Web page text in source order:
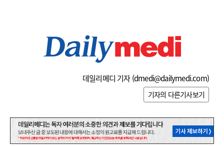
데일리메디 기자 (dmedi@dailymedi.com)
기자의 다른기사보기